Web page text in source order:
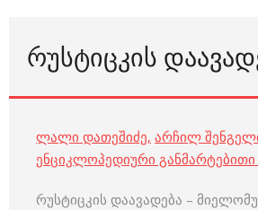
ᲠᲣᲡᲢᲘᲪᲙᲘᲡ
ლალი დათეშიძე, არჩილ
ენციკლოპედიური
რუსტიცკის დაავადება –